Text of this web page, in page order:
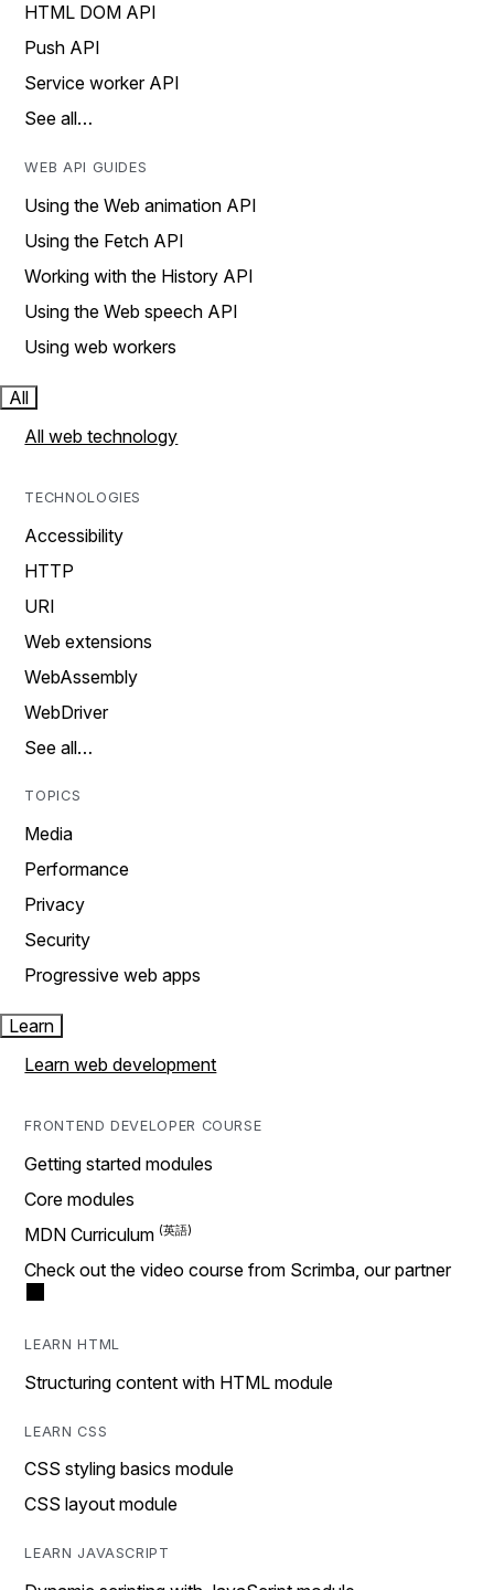
HTML DOM API
Push API
Service worker API
See all…
WEB API GUIDES
Using the Web animation API
Using the Fetch API
Working with the History API
Using the Web speech API
Using web workers
All
All web technology
TECHNOLOGIES
Accessibility
HTTP
URI
Web extensions
WebAssembly
WebDriver
See all…
TOPICS
Media
Performance
Privacy
Security
Progressive web apps
Learn
Learn web development
FRONTEND DEVELOPER COURSE
Getting started modules
Core modules
MDN Curriculum
Check out the video course from Scrimba, our partner
LEARN HTML
Structuring content with HTML module
LEARN CSS
CSS styling basics module
CSS layout module
LEARN JAVASCRIPT